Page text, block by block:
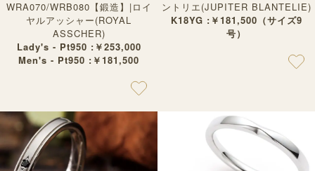
WRA070/WRB080【鍛造】|ロイ
ヤルアッシャー(ROYAL
ASSCHER)
Lady's - Pt950 :￥253,000
Men's - Pt950 :￥181,500
ントリエ(JUPITER BLANTELIE)
K18YG :￥181,500（サイズ9
号）